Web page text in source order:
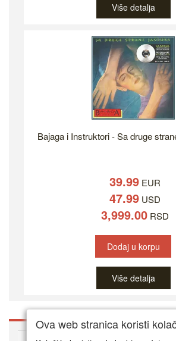
Više detalja
Bajaga i Instruktori - Sa druge
39.99EUR
47.99USD
3,999.00RSD
Dodaj u korpu
Više detalja
Ova web stranica koristi